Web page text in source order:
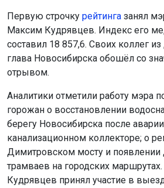
Первую строчку рейтинга занял
Максим Кудрявцев. Индекс его
составил 18 857,6. Своих коллег
глава Новосибирска обошёл со
отрывом.
Аналитики отметили работу мэра
горожан о восстановлении
берегу Новосибирска после
канализационном коллекторе; о
Димитровском мосту и появлении
трамваев на городских
Кудрявцев принял участие в